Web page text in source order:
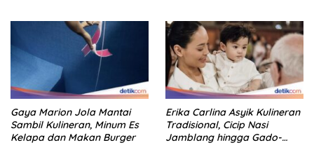
Gaya Marion Jola Mantai
Sambil Kulineran, Minum Es
Kelapa dan Makan Burger
Erika Carlina Asyik Kulineran
Tradisional, Cicip Nasi
Jamblang hingga Gado-